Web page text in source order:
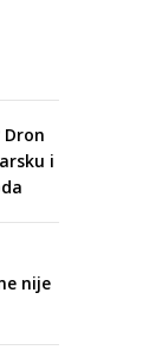
Dron
i
nije